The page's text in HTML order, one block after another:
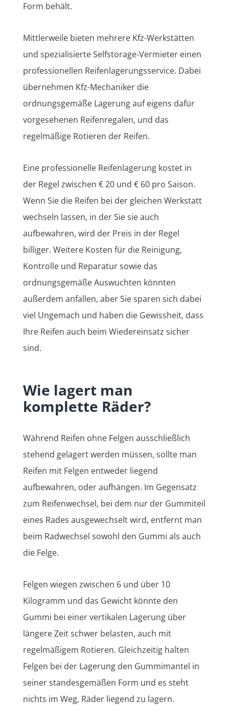
Form behält.
Mittlerweile bieten mehrere Kfz-Werkstätten
und spezialisierte Selfstorage-Vermieter einen
professionellen Reifenlagerungsservice. Dabei
übernehmen Kfz-Mechaniker die
ordnungsgemäße Lagerung auf eigens dafür
vorgesehenen Reifenregalen, und das
regelmäßige Rotieren der Reifen.
Eine professionelle Reifenlagerung kostet in
der Regel zwischen € 20 und € 60 pro Saison.
Wenn Sie die Reifen bei der gleichen Werkstatt
wechseln lassen, in der Sie sie auch
aufbewahren, wird der Preis in der Regel
billiger. Weitere Kosten für die Reinigung,
Kontrolle und Reparatur sowie das
ordnungsgemäße Auswuchten könnten
außerdem anfallen, aber Sie sparen sich dabei
viel Ungemach und haben die Gewissheit, dass
Ihre Reifen auch beim Wiedereinsatz sicher
sind.
Wie lagert man
komplette Räder?
Während Reifen ohne Felgen ausschließlich
stehend gelagert werden müssen, sollte man
Reifen mit Felgen entweder liegend
aufbewahren, oder aufhängen. Im Gegensatz
zum Reifenwechsel, bei dem nur der Gummiteil
eines Rades ausgewechselt wird, entfernt man
beim Radwechsel sowohl den Gummi als auch
die Felge.
Felgen wiegen zwischen 6 und über 10
Kilogramm und das Gewicht könnte den
Gummi bei einer vertikalen Lagerung über
längere Zeit schwer belasten, auch mit
regelmäßigem Rotieren. Gleichzeitig halten
Felgen bei der Lagerung den Gummimantel in
seiner standesgemäßen Form und es steht
nichts im Weg, Räder liegend zu lagern.